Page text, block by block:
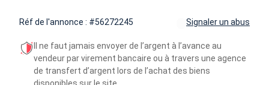
Réf de l'annonce : #56272245 Signaler un abus
Il ne faut jamais envoyer de l’argent à l’avance au
vendeur par virement bancaire ou à travers une agence
de transfert d’argent lors de l’achat des biens